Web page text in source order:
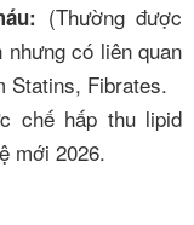
(Thường được
có liên quan
Statins, Fibrates.
chế hấp thu lipid
mới 2026.